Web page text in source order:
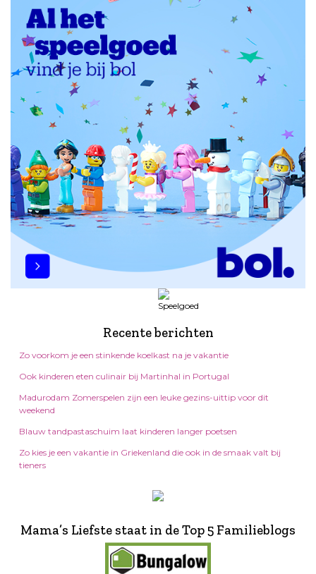
Recente berichten
Zo voorkom je een stinkende koelkast na je vakantie
Ook kinderen eten culinair bij Martinhal in Portugal
Madurodam Zomerspelen zijn een leuke gezins-uittip voor dit
weekend
Blauw tandpastaschuim laat kinderen langer poetsen
Zo kies je een vakantie in Griekenland die ook in de smaak valt bij
tieners
Mama’s Liefste staat in de Top 5 Familieblogs